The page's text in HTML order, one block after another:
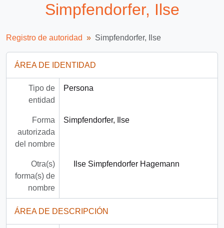
Simpfendorfer, Ilse
Registro de autoridad Simpfendorfer, Ilse
ÁREA DE IDENTIDAD
Tipo de
entidad
Persona
Forma
autorizada
del nombre
Simpfendorfer, Ilse
Otra(s)
forma(s) de
nombre
Ilse Simpfendorfer Hagemann
ÁREA DE DESCRIPCIÓN